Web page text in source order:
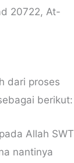
20722, At-
dari proses
berikut:
Allah SWT
nantinya